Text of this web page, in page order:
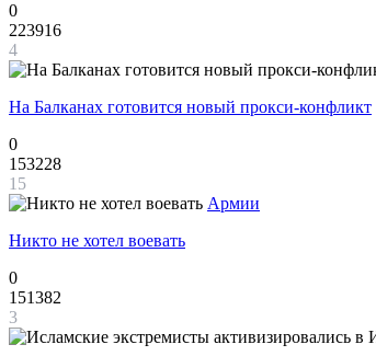
0
223916
4
На Балканах готовится новый прокси-конфликт
0
153228
15
Армии
Никто не хотел воевать
0
151382
3